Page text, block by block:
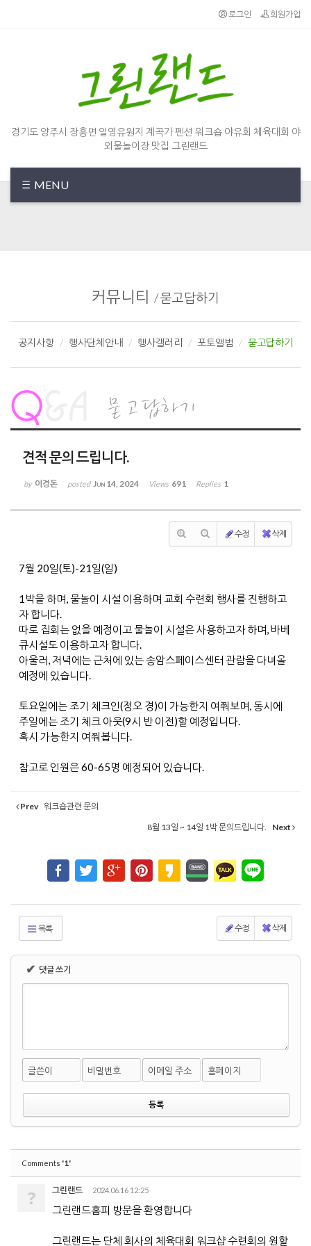
로그인 회원가입
경기도 양주시 장흥면 일영유원지 계곡가 펜션 워크숍 야유회 체육대회 야
외물놀이장 맛집 그린랜드
MENU
커뮤니티 /묻고답하기
공지사항 행사단체안내 행사갤러리 포토앨범 묻고답하기
견적 문의 드립니다.
by 이경돈 posted Jun 14, 2024 Views 691 Replies 1
수정 삭제
7월 20일(토)-21일(일)
1박을 하며, 물놀이 시설 이용하며 교회 수련회 행사를 진행하고
자 합니다.
따로 집회는 없을 예정이고 물놀이 시설은 사용하고자 하며, 바베
큐시설도 이용하고자 합니다.
아울러, 저녁에는 근처에 있는 송암스페이스센터 관람을 다녀올
예정에 있습니다.
토요일에는 조기 체크인(정오 경)이 가능한지 여쭤보며, 동시에
주일에는 조기 체크 아웃(9시 반 이전)할 예정입니다.
혹시 가능한지 여쭤봅니다.
참고로 인원은 60-65명 예정되어 있습니다.
Prev 워크숍관련 문의
8월 13일 ~ 14일 1박 문의드립니다.
Next
목록 수정 삭제
✔ 댓글 쓰기
글쓴이 비밀번호 이메일 주소 홈페이지
Comments '1'
? 그린랜드 2024.06.16 12:25
그린랜드홈피 방문을 환영합니다
그린랜드는 단체 회사의 체육대회 워크샵 수련회의 원할